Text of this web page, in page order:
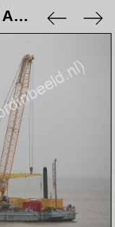
17 mei 2006 - TenneT Aanlanding NorNed kabel